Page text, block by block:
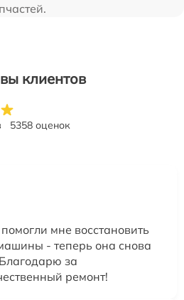
клиентов
5358 оценок
мне восстановить
- теперь она снова
за
ремонт!